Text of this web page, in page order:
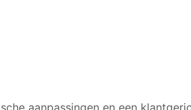
aanpassingen en een